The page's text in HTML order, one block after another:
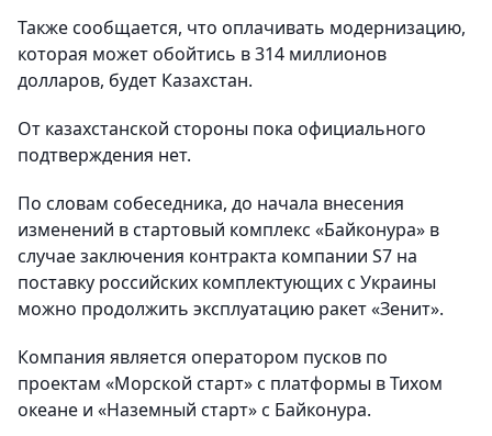
Также сообщается, что оплачивать модернизацию,
которая может обойтись в 314 миллионов
долларов, будет Казахстан.
От казахстанской стороны пока официального
подтверждения нет.
По словам собеседника, до начала внесения
изменений в стартовый комплекс «Байконура» в
случае заключения контракта компании S7 на
поставку российских комплектующих с Украины
можно продолжить эксплуатацию ракет «Зенит».
Компания является оператором пусков по
проектам «Морской старт» с платформы в Тихом
океане и «Наземный старт» с Байконура.